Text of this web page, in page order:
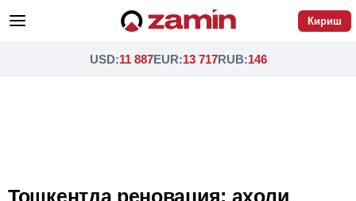
Кириш
USD:11 887EUR:13 717RUB:146
Тошкентда реновация: аҳоли